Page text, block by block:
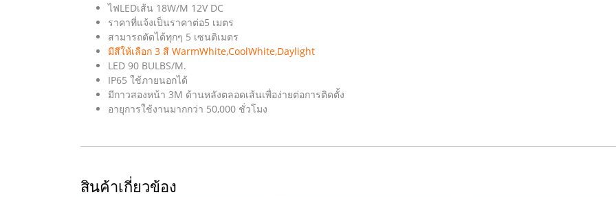
ไฟLEDเส้น 18W/M 12V DC
ราคาที่แจ้งเป็นราคาต่อ5 เมตร
สามารถตัดได้ทุกๆ 5 เซนติเมตร
มีสีให้เลือก 3 สี WarmWhite,CoolWhite,Daylight
LED 90 BULBS/M.
IP65 ใช้ภายนอกได้
มีกาวสองหน้า 3M ด้านหลังตลอดเส้นเพื่อง่ายต่อการติดตั้ง
อายุการใช้งานมากกว่า 50,000 ชั่วโมง
สินค้าเกี่ยวข้อง